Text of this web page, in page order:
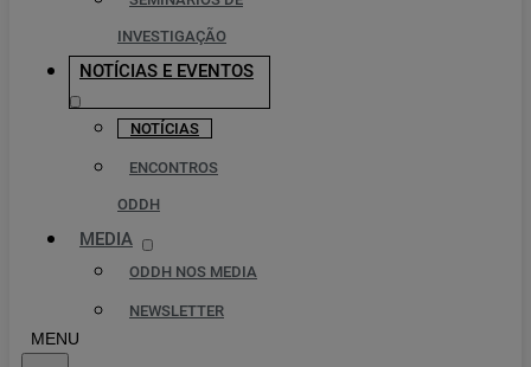
INVESTIGAÇÃO
NOTÍCIAS E EVENTOS
NOTÍCIAS
ENCONTROS
ODDH
MEDIA
ODDH NOS MEDIA
NEWSLETTER